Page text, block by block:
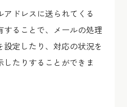
ドレスに送られてくる
することで、メールの処理
定したり、対応の状況を
たりすることができま